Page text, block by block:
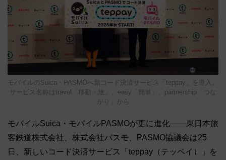
モバイルのSuica・PASMOへ新コード決済サービス「teppay」を導入。
サービス名称はtravel「移動・旅」、easy「簡単」、partnership「つな
がり」から
モバイルSuica・モバイルPASMOが更に進化――東日本旅
客鉄道株式会社、株式会社パスモ、PASMO協議会は25
日、新しいコード決済サービス「teppay（テッペイ）」を